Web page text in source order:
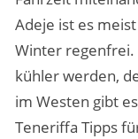
Adeje ist es
Winter regenfrei.
kühler werden,
im Westen gibt
Teneriffa Tipps